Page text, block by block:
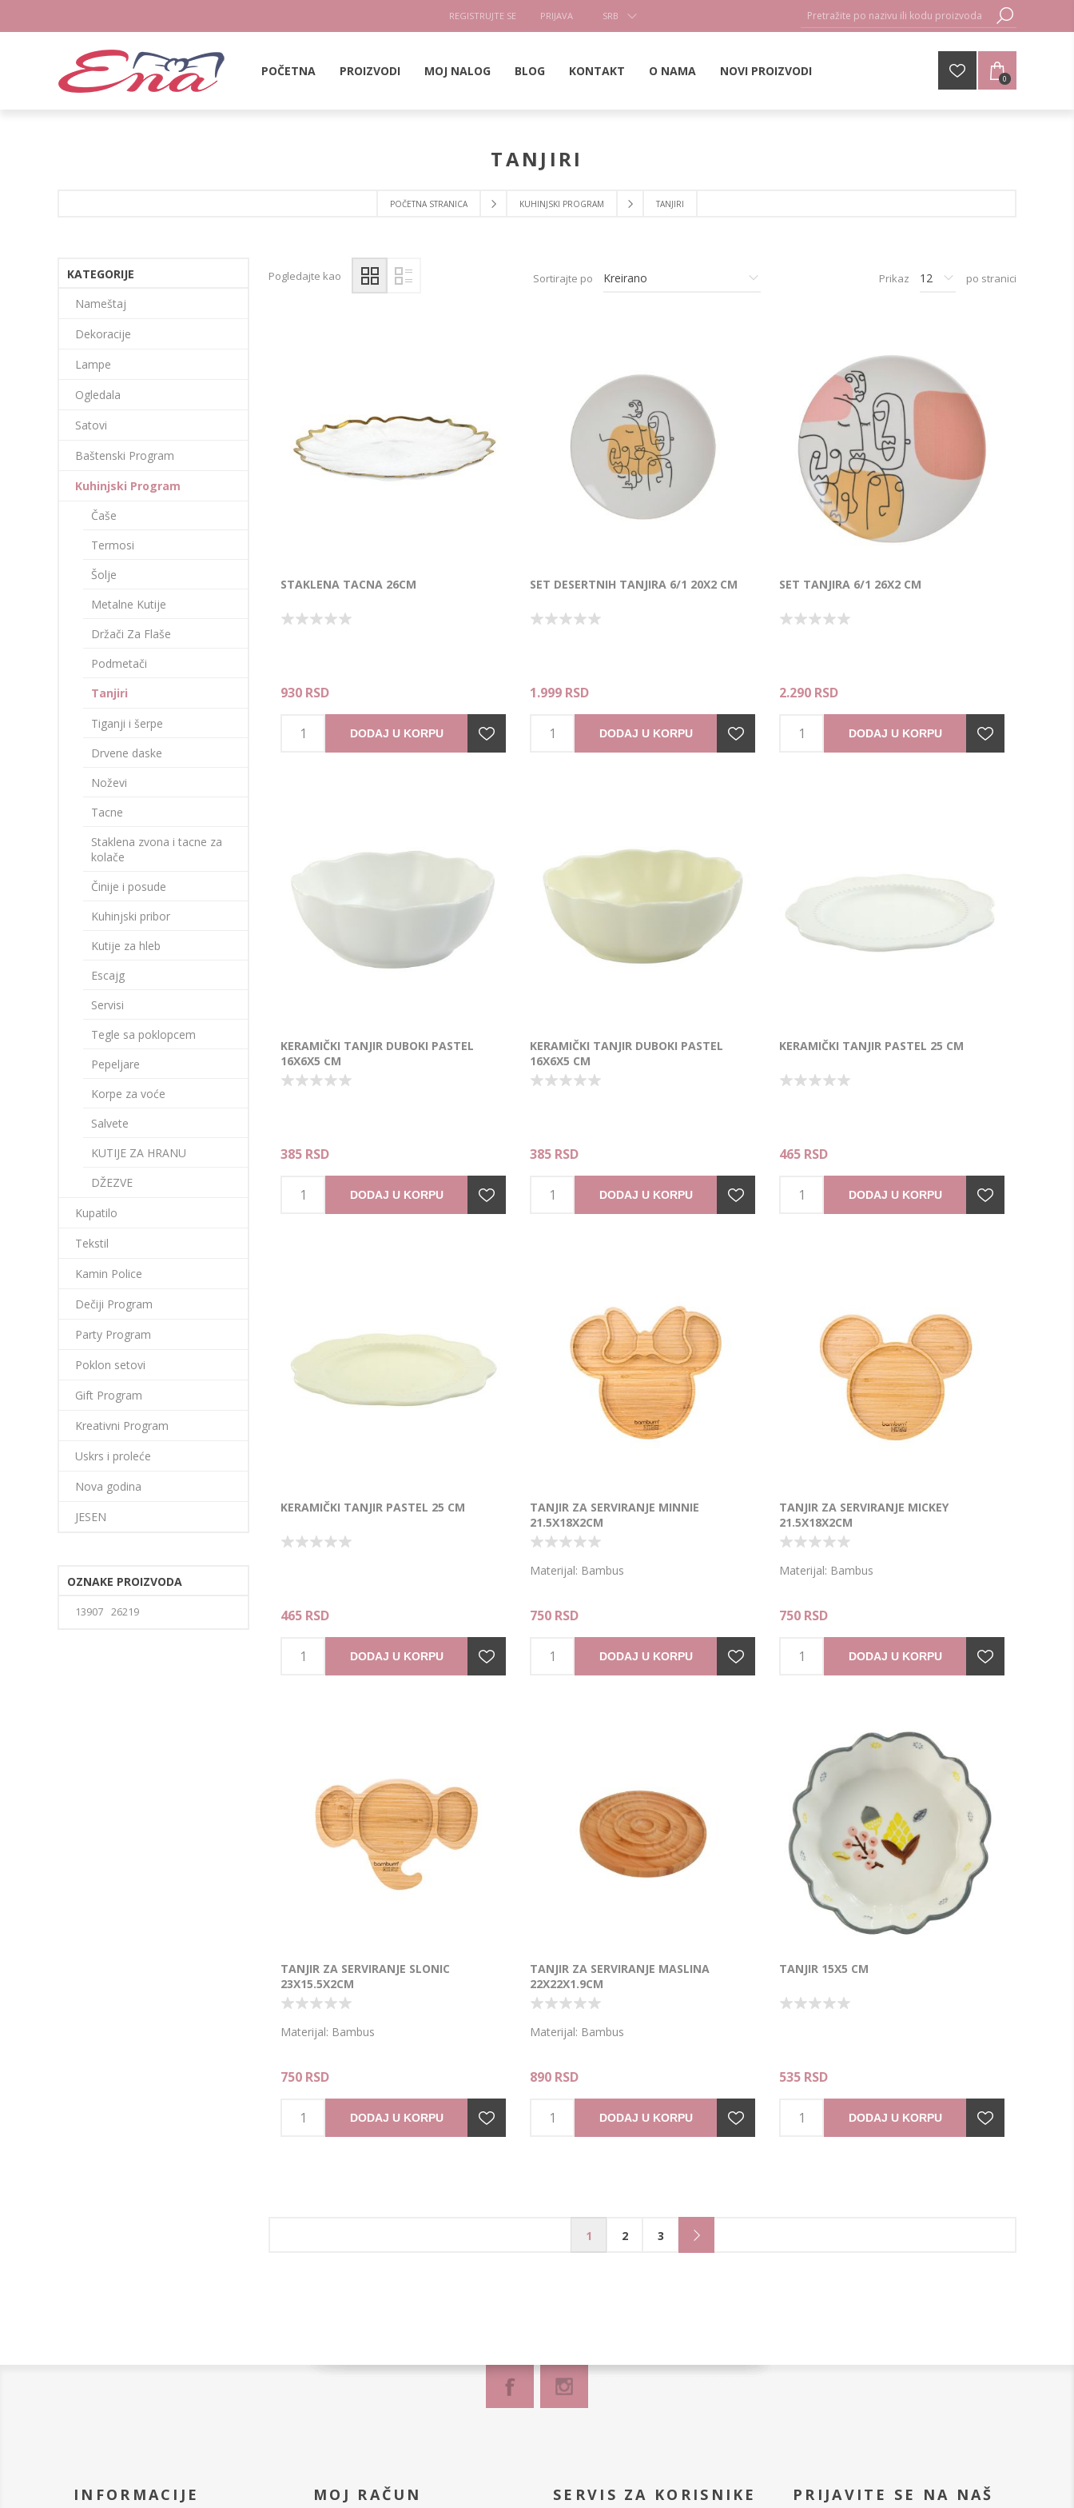
REGISTRUJTE SE PRIJAVA SRB
POČETNA PROIZVODI MOJ NALOG BLOG KONTAKT O NAMA NOVI PROIZVODI
0
POČETNA STRANICA KUHINJSKI PROGRAM TANJIRI
TANJIRI
Pogledajte kao Sortirajte po Prikaz po stranici
STAKLENA TACNA 26CM
930 RSD
DODAJ U KORPU
SET DESERTNIH TANJIRA 6/1 20X2 CM
1.999 RSD
DODAJ U KORPU
SET TANJIRA 6/1 26X2 CM
2.290 RSD
DODAJ U KORPU
KERAMIČKI TANJIR DUBOKI PASTEL
16X6X5 CM
385 RSD
DODAJ U KORPU
KERAMIČKI TANJIR DUBOKI PASTEL
16X6X5 CM
385 RSD
DODAJ U KORPU
KERAMIČKI TANJIR PASTEL 25 CM
465 RSD
DODAJ U KORPU
KERAMIČKI TANJIR PASTEL 25 CM
465 RSD
DODAJ U KORPU
TANJIR ZA SERVIRANJE MINNIE
21.5X18X2CM
Materijal: Bambus
750 RSD
DODAJ U KORPU
TANJIR ZA SERVIRANJE MICKEY
21.5X18X2CM
Materijal: Bambus
750 RSD
DODAJ U KORPU
TANJIR ZA SERVIRANJE SLONIC
23X15.5X2CM
Materijal: Bambus
750 RSD
DODAJ U KORPU
TANJIR ZA SERVIRANJE MASLINA
22X22X1.9CM
Materijal: Bambus
890 RSD
DODAJ U KORPU
TANJIR 15X5 CM
535 RSD
DODAJ U KORPU
1 2 3
KATEGORIJE
Nameštaj
Dekoracije
Lampe
Ogledala
Satovi
Baštenski Program
Kuhinjski Program
Čaše
Termosi
Šolje
Metalne Kutije
Držači Za Flaše
Podmetači
Tanjiri
Tiganji i šerpe
Drvene daske
Noževi
Tacne
Staklena zvona i tacne za
kolače
Činije i posude
Kuhinjski pribor
Kutije za hleb
Escajg
Servisi
Tegle sa poklopcem
Pepeljare
Korpe za voće
Salvete
KUTIJE ZA HRANU
DŽEZVE
Kupatilo
Tekstil
Kamin Police
Dečiji Program
Party Program
Poklon setovi
Gift Program
Kreativni Program
Uskrs i proleće
Nova godina
JESEN
OZNAKE PROIZVODA
13907 26219
INFORMACIJE MOJ RAČUN SERVIS ZA KORISNIKE
PRIJAVITE SE NA NAŠ